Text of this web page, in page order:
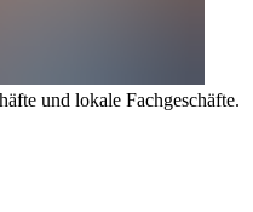
und lokale Fachgeschäfte.